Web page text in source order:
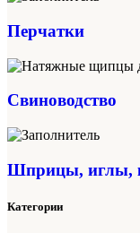
Перчатки
Свиноводство
Шприцы, иглы,
Категории